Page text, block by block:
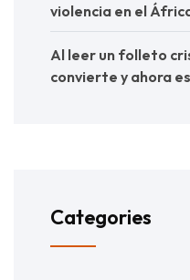
violencia en el
Al leer un folleto
convierte y ahora
Categories